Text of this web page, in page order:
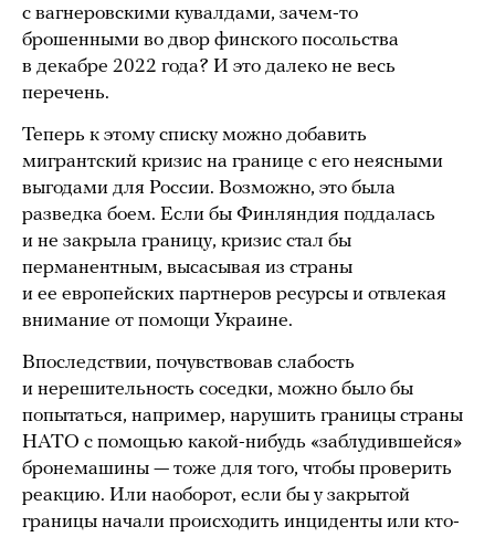
с вагнеровскими кувалдами, зачем-то
брошенными во двор финского посольства
в декабре 2022 года? И это далеко не весь
перечень.
Теперь к этому списку можно добавить
мигрантский кризис на границе с его неясными
выгодами для России. Возможно, это была
разведка боем. Если бы Финляндия поддалась
и не закрыла границу, кризис стал бы
перманентным, высасывая из страны
и ее европейских партнеров ресурсы и отвлекая
внимание от помощи Украине.
Впоследствии, почувствовав слабость
и нерешительность соседки, можно было бы
попытаться, например, нарушить границы страны
НАТО с помощью какой-нибудь «заблудившейся»
бронемашины — тоже для того, чтобы проверить
реакцию. Или наоборот, если бы у закрытой
границы начали происходить инциденты или кто-